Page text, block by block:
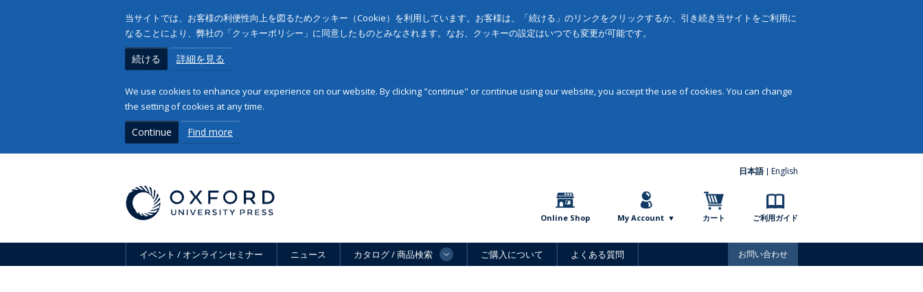
当サイトでは、お客様の利便性向上を図るためクッキー（Cookie）を利用しています。お客様は、「続ける」のリンクをクリックするか、引き続き当サイトをご利用に
なることにより、弊社の「クッキーポリシー」に同意したものとみなされます。なお、クッキーの設定はいつでも変更が可能です。
続ける 詳細を見る
We use cookies to enhance your experience on our website. By clicking "continue" or continue using our website, you accept the use of cookies. You can change
the setting of cookies at any time.
Continue Find more
日本語 English
Online Shop My Account カート ご利用ガイド
イベント / オンラインセミナー ニュース カタログ / 商品検索 ご購入について よくある質問 お問い合わせ